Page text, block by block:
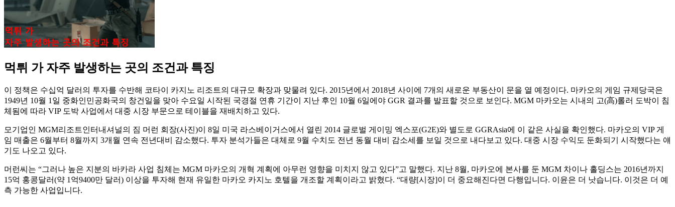
먹튀 가 자주 발생하는 곳의 조건과 특징
이 정책은 수십억 달러의 투자를 수반해 코타이 카지노 리조트의 대규모 확장과 맞물려 있다. 2015년에서 2018년 사이에 7개의 새로운 부동산이 문을 열 예정이다. 마카오의 게임 규제당국은
1949년 10월 1일 중화인민공화국의 창건일을 맞아 수요일 시작된 국경절 연휴 기간이 지난 후인 10월 6일에야 GGR 결과를 발표할 것으로 보인다. MGM 마카오는 시내의 고(高)롤러 도박이 침
체됨에 따라 VIP 도박 사업에서 대중 시장 부문으로 테이블을 재배치하고 있다.
모기업인 MGM리조트인터내셔널의 짐 머런 회장(사진)이 8일 미국 라스베이거스에서 열린 2014 글로벌 게이밍 엑스포(G2E)와 별도로 GGRAsia에 이 같은 사실을 확인했다. 마카오의 VIP 게
임 매출은 6월부터 8월까지 3개월 연속 전년대비 감소했다. 투자 분석가들은 대체로 9월 수치도 전년 동월 대비 감소세를 보일 것으로 내다보고 있다. 대중 시장 수익도 둔화되기 시작했다는 얘
기도 나오고 있다.
머런씨는 “그러나 높은 지분의 바카라 사업 침체는 MGM 마카오의 개혁 계획에 아무런 영향을 미치지 않고 있다”고 말했다. 지난 8월, 마카오에 본사를 둔 MGM 차이나 홀딩스는 2016년까지
15억 홍콩달러(약 1억9400만 달러) 이상을 투자해 현재 유일한 마카오 카지노 호텔을 개조할 계획이라고 밝혔다. “대량[시장]이 더 중요해진다면 다행입니다. 이윤은 더 낫습니다. 이것은 더 예
측 가능한 사업입니다.